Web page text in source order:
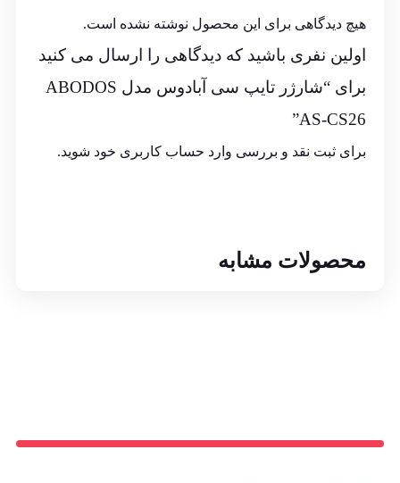
هیچ دیدگاهی برای این محصول نوشته نشده است.
اولین نفری باشید که دیدگاهی را ارسال می کنید
برای “شارژر تایپ سی آبادوس مدل ABODOS
AS-CS26”
برای ثبت نقد و بررسی وارد حساب کاربری خود شوید.
محصولات مشابه